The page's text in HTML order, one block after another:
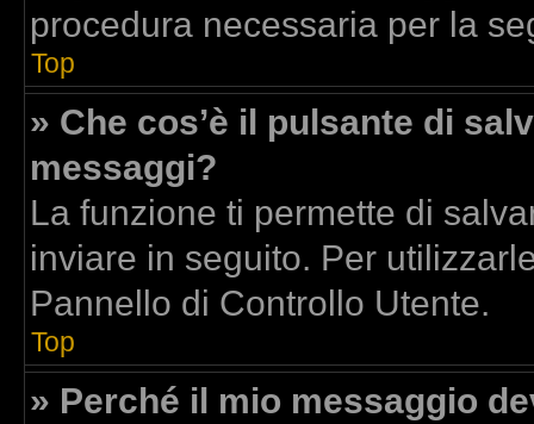
procedura necessaria per la
Top
» Che cos’è il pulsante di
messaggi?
La funzione ti permette di
inviare in seguito. Per
Pannello di Controllo Utente.
Top
» Perché il mio messaggio